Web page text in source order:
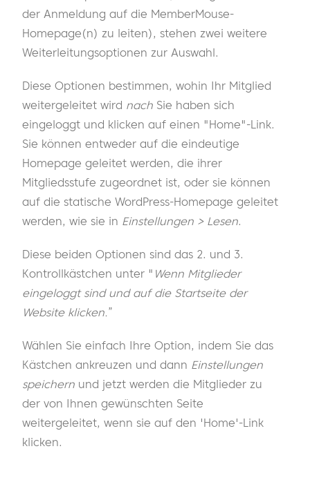
der Anmeldung auf die MemberMouse-
Homepage(n) zu leiten), stehen zwei weitere
Weiterleitungsoptionen zur Auswahl.
Diese Optionen bestimmen, wohin Ihr Mitglied
weitergeleitet wird nach Sie haben sich
eingeloggt und klicken auf einen "Home"-Link.
Sie können entweder auf die eindeutige
Homepage geleitet werden, die ihrer
Mitgliedsstufe zugeordnet ist, oder sie können
auf die statische WordPress-Homepage geleitet
werden, wie sie in Einstellungen > Lesen.
Diese beiden Optionen sind das 2. und 3.
Kontrollkästchen unter " Wenn Mitglieder
eingeloggt sind und auf die Startseite der
Website klicken.”
Wählen Sie einfach Ihre Option, indem Sie das
Kästchen ankreuzen und dann Einstellungen
speichern und jetzt werden die Mitglieder zu
der von Ihnen gewünschten Seite
weitergeleitet, wenn sie auf den 'Home'-Link
klicken.